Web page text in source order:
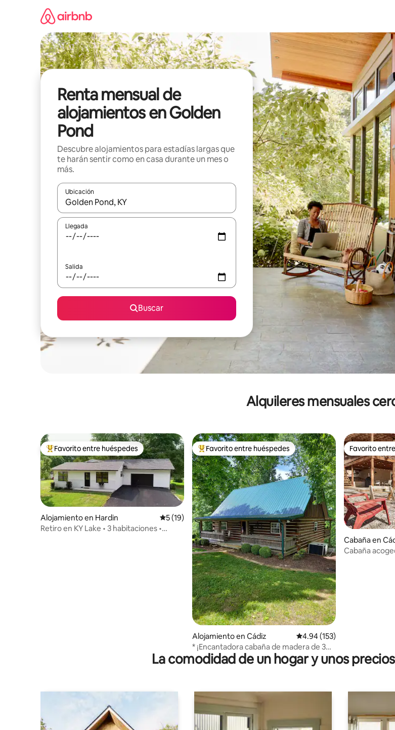
Renta mensual de
alojamientos en Golden
Pond
Descubre alojamientos para estadías largas que
te harán sentir como en casa durante un mes o
más.
Ubicación
Cuando los resultados estén disponibles, navega con las teclas de flecha hacia arriba y hacia abajo o
Llegada
Salida
Buscar
Alquileres mensuales
Favorito entre huéspedes preferido
Favorito entre huéspedes
Alojamiento en Hardin Calificación promedio: 5 de 5, 19 reseñas
5 (19)
Retiro en KY Lake • 3 habitaciones •
Favorito entre huéspedes preferido
Favorito entre huéspedes
Alojamiento en Cádiz Calificación promedio: 4.94
4.94 (153)
* ¡Encantadora cabaña de madera de 3
dormitorios en 4 acres!
Favorito
Favorito
Cabaña en
Cabaña
La comodidad de un hogar y unos